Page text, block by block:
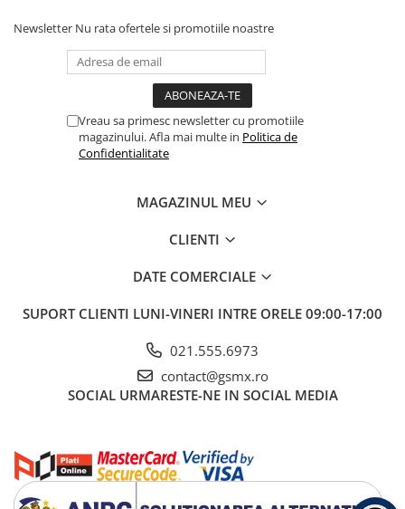
Newsletter Nu rata ofertele si promotiile noastre
Vreau sa primesc newsletter cu promotiile
magazinului. Afla mai multe in Politica de
Confidentialitate
MAGAZINUL MEU
CLIENTI
DATE COMERCIALE
SUPORT CLIENTI LUNI-VINERI INTRE ORELE 09:00-17:00
021.555.6973
contact@gsmx.ro
SOCIAL URMARESTE-NE IN SOCIAL MEDIA